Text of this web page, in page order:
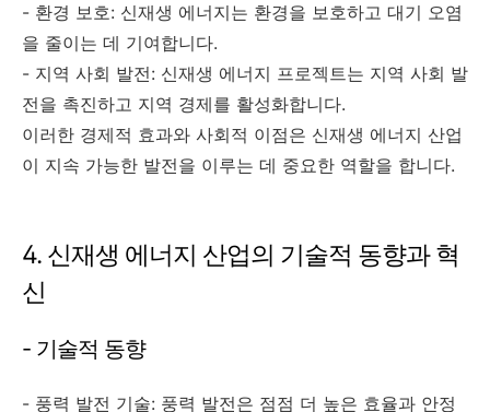
- 환경 보호: 신재생 에너지는 환경을 보호하고 대기 오염
을 줄이는 데 기여합니다.
- 지역 사회 발전: 신재생 에너지 프로젝트는 지역 사회 발
전을 촉진하고 지역 경제를 활성화합니다.
이러한 경제적 효과와 사회적 이점은 신재생 에너지 산업
이 지속 가능한 발전을 이루는 데 중요한 역할을 합니다.
4. 신재생 에너지 산업의 기술적 동향과 혁
신
- 기술적 동향
- 풍력 발전 기술: 풍력 발전은 점점 더 높은 효율과 안정